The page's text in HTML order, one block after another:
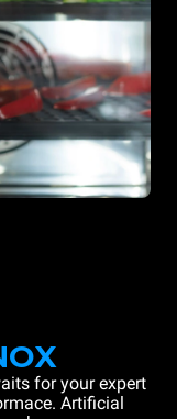
for your expert
Artificial